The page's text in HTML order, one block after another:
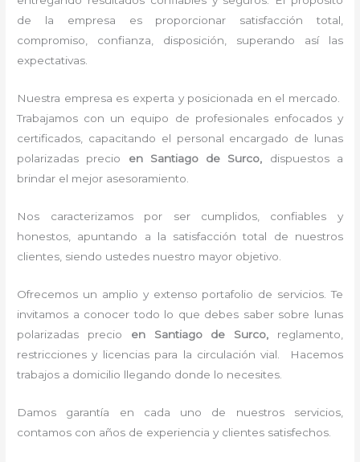
de la empresa es proporcionar satisfacción total,
compromiso, confianza, disposición, superando así las
expectativas.
Nuestra empresa es experta y posicionada en el mercado.
Trabajamos con un equipo de profesionales enfocados y
certificados, capacitando el personal encargado de lunas
polarizadas precio en Santiago de Surco,
dispuestos a
brindar el mejor asesoramiento.
Nos caracterizamos por ser cumplidos, confiables y
honestos, apuntando a la satisfacción total de nuestros
clientes, siendo ustedes nuestro mayor objetivo.
Ofrecemos un amplio y extenso portafolio de servicios. Te
invitamos a conocer todo lo que debes saber sobre lunas
polarizadas precio
en Santiago de Surco, reglamento,
restricciones y licencias para la circulación vial. Hacemos
trabajos a domicilio llegando donde lo necesites.
Damos garantía en cada uno de nuestros servicios,
contamos con años de experiencia y clientes satisfechos.